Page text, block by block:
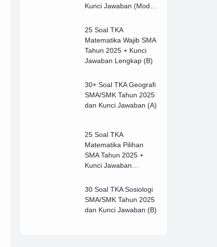
Kunci Jawaban (Model
25 Soal TKA
Matematika Wajib SMA
Tahun 2025 + Kunci
Jawaban Lengkap (B)
30+ Soal TKA Geografi
SMA/SMK Tahun 2025
dan Kunci Jawaban (A)
25 Soal TKA
Matematika Pilihan
SMA Tahun 2025 +
Kunci Jawaban
30 Soal TKA Sosiologi
SMA/SMK Tahun 2025
dan Kunci Jawaban (B)